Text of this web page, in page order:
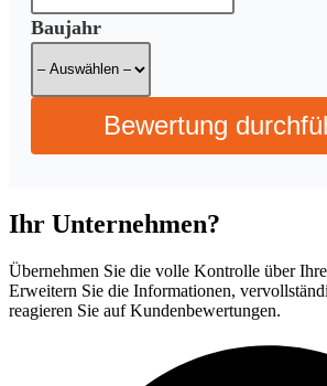
Baujahr
Bewertung
Ihr Unternehmen?
Übernehmen Sie die volle Kontrolle über
Erweitern Sie die Informationen,
reagieren Sie auf Kundenbewertungen.